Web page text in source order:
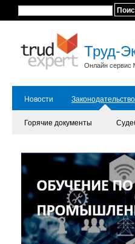
Труд-
Онлайн сервис
Новости Законодательство
Горячие документы